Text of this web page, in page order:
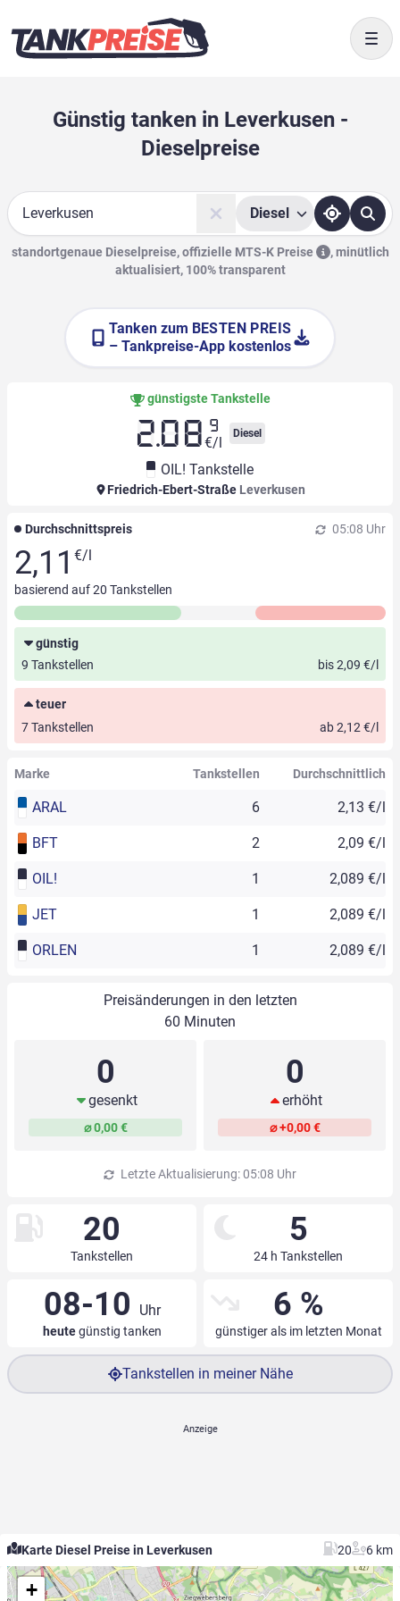
Günstig tanken in Leverkusen -
Dieselpreise
Suche
Diesel
standortgenaue Dieselpreise, offizielle MTS-K Preise ,minütlich
aktualisiert, 100% transparent
Tanken zum BESTEN PREIS
– Tankpreise-App kostenlos
günstigste Tankstelle
2.08 9
€/l
Diesel
OIL! Tankstelle
Friedrich-Ebert-Straße Leverkusen
Durchschnittspreis 05:08 Uhr
2,11 €/l
basierend auf20 Tankstellen
günstig
9 Tankstellen
bis 2,09 €/l
teuer
7 Tankstellen
ab 2,12 €/l
Marke Tankstellen Durchschnittlich
ARAL 6 2,13 €/l
BFT 2 2,09 €/l
OIL! 1 2,089 €/l
JET 1 2,089 €/l
ORLEN 1 2,089 €/l
Preisänderungen in den letzten
60 Minuten
0
gesenkt
⌀ 0,00 €
0
erhöht
⌀ +0,00 €
Letzte Aktualisierung: 05:08 Uhr
20
Tankstellen
5
24 h Tankstellen
08-10 Uhr
heutegünstig tanken
6 %
günstiger als im letzten Monat
Tankstellen in meiner Nähe
Karte Diesel Preise in Leverkusen 20 6 km
+